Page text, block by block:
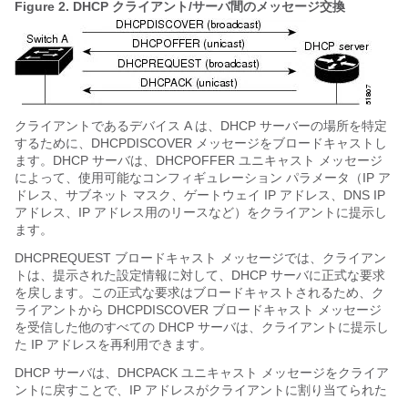
Figure 2. DHCP クライアント/サーバ間のメッセージ交換
クライアントであるデバイス A は、DHCP サーバーの場所を特定
するために、DHCPDISCOVER メッセージをブロードキャストし
ます。DHCP サーバは、DHCPOFFER ユニキャスト メッセージ
によって、使用可能なコンフィギュレーション パラメータ（IP ア
ドレス、サブネット マスク、ゲートウェイ IP アドレス、DNS IP
アドレス、IP アドレス用のリースなど）をクライアントに提示し
ます。
DHCPREQUEST ブロードキャスト メッセージでは、クライアン
トは、提示された設定情報に対して、DHCP サーバに正式な要求
を戻します。この正式な要求はブロードキャストされるため、ク
ライアントから DHCPDISCOVER ブロードキャスト メッセージ
を受信した他のすべての DHCP サーバは、クライアントに提示し
た IP アドレスを再利用できます。
DHCP サーバは、DHCPACK ユニキャスト メッセージをクライア
ントに戻すことで、IP アドレスがクライアントに割り当てられた